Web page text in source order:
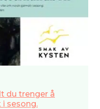
du trenger å
sesong.